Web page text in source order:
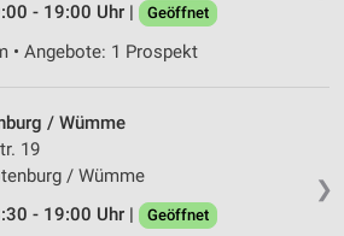
- 19:00 Uhr |
Geöffnet
• Angebote: 1 Prospekt
❯
/ Wümme
19
/ Wümme
- 19:00 Uhr |
Geöffnet
für personalisierte
zur Personalisierung